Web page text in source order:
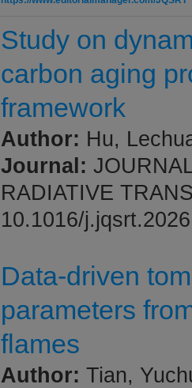
Study on
carbon aging
framework
Author: Hu,
Journal:
RADIATIVE
10.1016/
Data-driven
parameters
flames
Author: Tian,